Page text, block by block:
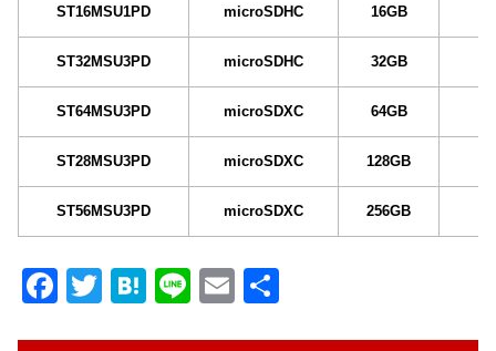
ST16MSU1PD microSDHC 16GB
ST32MSU3PD microSDHC 32GB
ST64MSU3PD microSDXC 64GB
ST28MSU3PD microSDXC 128GB
ST56MSU3PD microSDXC 256GB
F
T
H
Li
E